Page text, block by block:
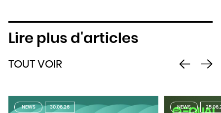
Lire plus d'articles
TOUT VOIR
NEWS 30.06.26 NEWS